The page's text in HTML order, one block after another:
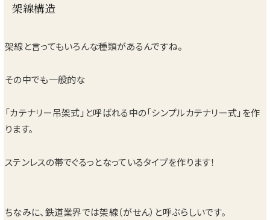
架線構造
架線と言ってもいろんな種類があるんですね。
その中でも一般的な
「カテナリー吊架式」と呼ばれる中の「シンプルカテナリー式」を作
ります。
ステンレスの帯でぐるっとなっているタイプを作ります！
ちなみに、鉄道業界では架線（がせん）と呼ぶらしいです。